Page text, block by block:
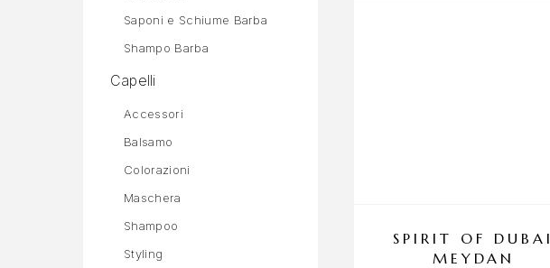
Saponi e Schiume Barba
Shampo Barba
Capelli
Accessori
Balsamo
Colorazioni
Maschera
Shampoo
Styling
SPIRIT OF DUBAI
MEYDAN